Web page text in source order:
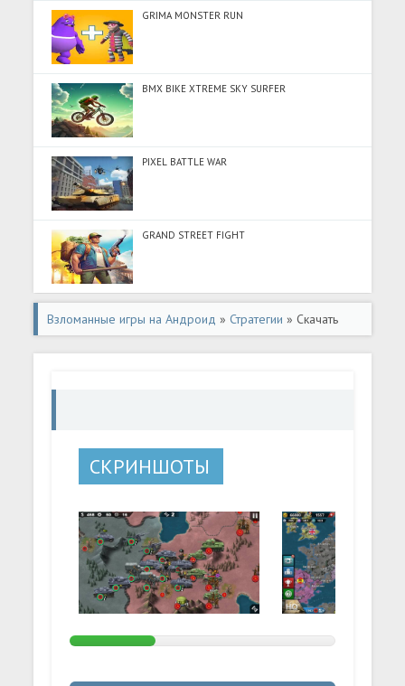
GRIMA MONSTER RUN
BMX BIKE XTREME SKY SURFER
PIXEL BATTLE WAR
GRAND STREET FIGHT
Взломанные игры на Андроид » Стратегии » Скачать
World Conqueror 4-WW2 Strategy (Много монет) на
СКРИНШОТЫ